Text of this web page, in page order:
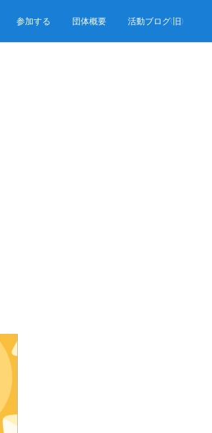
参加する 団体概要 活動ブログ(旧)